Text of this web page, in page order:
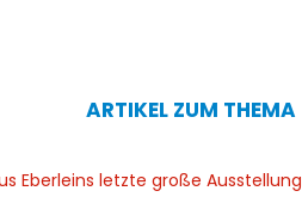
ARTIKEL ZUM THEMA
Eberleins letzte große Ausstellung